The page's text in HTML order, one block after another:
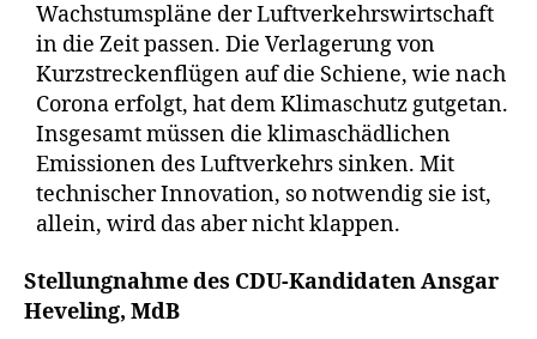
Wachstumspläne der Luftverkehrswirtschaft
in die Zeit passen. Die Verlagerung von
Kurzstreckenflügen auf die Schiene, wie nach
Corona erfolgt, hat dem Klimaschutz gutgetan.
Insgesamt müssen die klimaschädlichen
Emissionen des Luftverkehrs sinken. Mit
technischer Innovation, so notwendig sie ist,
allein, wird das aber nicht klappen.
Stellungnahme des CDU-Kandidaten Ansgar
Heveling, MdB